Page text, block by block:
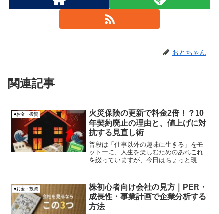
おとちゃん
関連記事
●お金・投資
火災保険の更新で料金2倍！？10
年契約廃止の理由と、値上げに対
抗する見直し術
普段は「仕事以外の趣味に生きる」をモ
ットーに、人生を楽しむためのあれこれ
を綴っていますが、今日はちょっと現実
が家に「火災保険の更新案内」が届いた
んです。 中身を見て、正...
●お金・投資
株初心者向け会社の見方｜PER・
成長性・事業計画で企業分析する
方法